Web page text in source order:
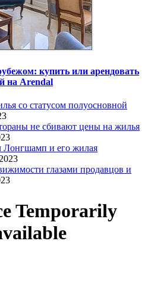
купить или арендовать
на Arendal
со статусом полуосновной
не сбивают цены на жилья
Лонгшамп и его жилая
глазами продавцов и